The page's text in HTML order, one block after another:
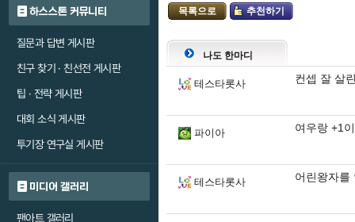
하스스톤 커뮤니티
질문과 답변 게시판
친구 찾기 · 친선전 게시판
팁 · 전략 게시판
대회 소식 게시판
투기장 연구실 게시판
미디어 갤러리
팬아트 갤러리
목록으로 추천하기
나도 한마디
테스타롯사 컨셉 잘 살
파이아 여우랑 +1
테스타롯사 어린왕자를